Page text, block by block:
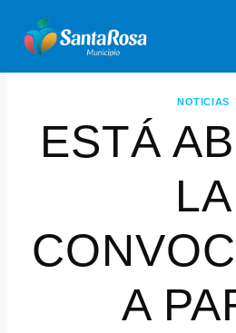
NOTICIAS
ESTÁ
LA
A